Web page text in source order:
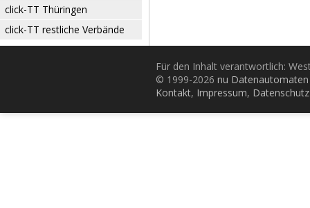
click-TT Thüringen
click-TT restliche Verbände
Für den Inhalt verantwortlich:
© 1999-2026 nu
Kontakt, Impressum, Datenschutz